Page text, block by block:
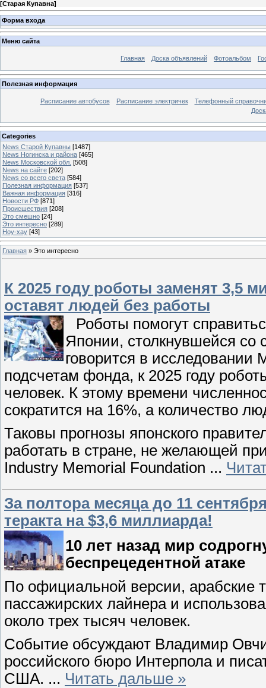
[Старая Купавна]
Форма входа
Меню сайта
Главная Доска объявлений Фотоальбом
Полезная информация
Расписание автобусов Расписание электричек
Телефонный
Categories
News Старой Купавны [1487]
News Ногинска и района [465]
News Московской обл. [508]
News на сайте [202]
News со всего света [584]
Полезная информация [537]
Важная информация [316]
Новости РФ [871]
Происшествия [208]
Это смешно [24]
Это интересно [289]
Ноу-хау [43]
Главная » Это интересно
К 2025 году роботы заменят 3,5
оставят людей без работы
Роботы помогут
Японии, столкнувшейся со
говорится в
подсчетам фонда, к 2025 году
человек. К этому времени
сократится на 16%, а количество
Таковы прогнозы японского
работать в стране, не желающей
Industry Memorial Foundation ...
За полтора месяца до 11
теракта на $3,6 миллиарда!
10 лет назад мир
беспрецедентной атаке
По официальной версии, арабские
пассажирских лайнера и
около трех тысяч человек.
Событие обсуждают Владимир
российского бюро Интерпола и
США. ... Читать дальше »